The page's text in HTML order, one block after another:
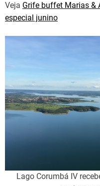
Veja Grife buffet Marias &
especial junino
Lago Corumbá IV